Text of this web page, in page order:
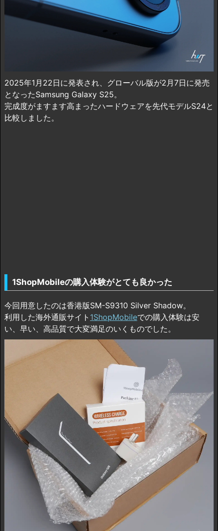
2025年1月22日に発表され、グローバル版が2月7日に発売
となったSamsung Galaxy S25。
完成度がますます高まったハードウェアを先代モデルS24と
比較しました。
1ShopMobileの購入体験がとても良かった
今回用意したのは香港版SM-S9310 Silver Shadow。
利用した海外通販サイト 1ShopMobileでの購入体験は安
い、早い、高品質で大変満足のいくものでした。